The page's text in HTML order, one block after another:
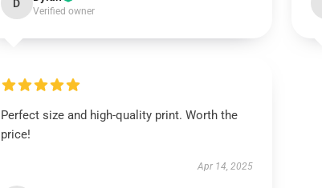
D
Verified owner
Perfect size and high-quality print. Worth the
price!
Apr 14, 2025